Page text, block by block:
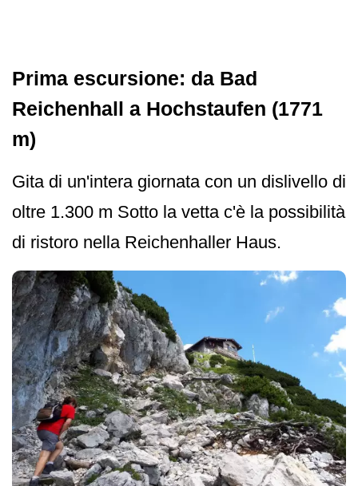
Prima escursione: da Bad
Reichenhall a Hochstaufen (1771
m)
Gita di un'intera giornata con un dislivello di
oltre 1.300 m Sotto la vetta c'è la possibilità
di ristoro nella Reichenhaller Haus.